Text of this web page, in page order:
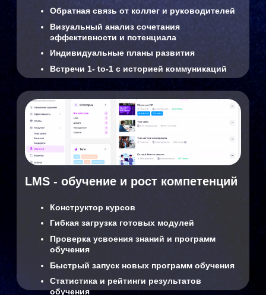
Главная ценность:
Контроль и управляемость команды
текучести
Для собственников
и топ-менеджмента
Главная ценность:
Рост эффективности бизнеса и снижение
затрат
Снижение операционных затрат
Формирование кадрового резерва
Контроль текучести
Интеграция
и безопасность
Интеграция с 1С и Локальное или облачное